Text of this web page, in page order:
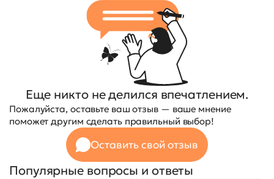
Еще никто не делился впечатлением.
Пожалуйста, оставьте ваш отзыв — ваше мнение
поможет другим сделать правильный выбор!
Оставить свой отзыв
Популярные вопросы и ответы